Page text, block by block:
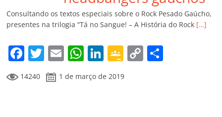
k ss
ro
o
m
ar
Consultando os textos especiais sobre o Rock Pesado Gaúcho,
presentes na trilogia “Tá no Sangue! – A História do Rock […]
F
a
c
T
w
itt
E
m
ai
W
at
Li
n
k
G
o
o
C
14240 1 de março de 2019